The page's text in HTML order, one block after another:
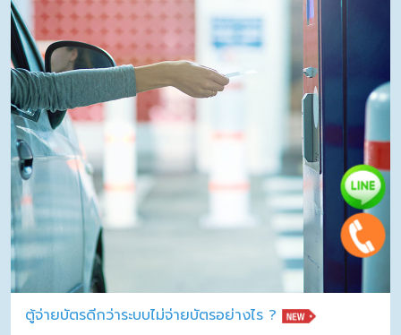
ตู้จ่ายบัตรดีกว่าระบบไม่จ่ายบัตรอย่างไร ?